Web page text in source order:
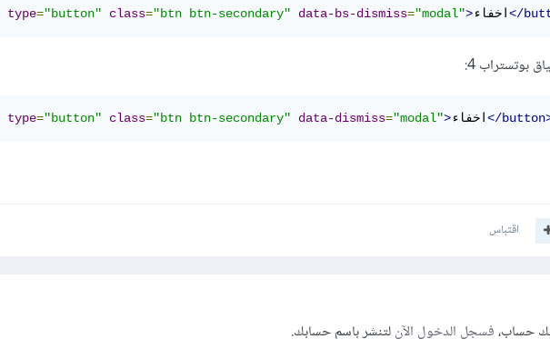
type="button" class="btn btn-secondary" data-bs-dismiss="modal">اخفاء</
بوتستراب 4:
type="button" class="btn btn-secondary" data-dismiss="modal">اخفاء</
اقتباس
حساب،فسجل الدخول الآنلتنشر باسم حسابك.